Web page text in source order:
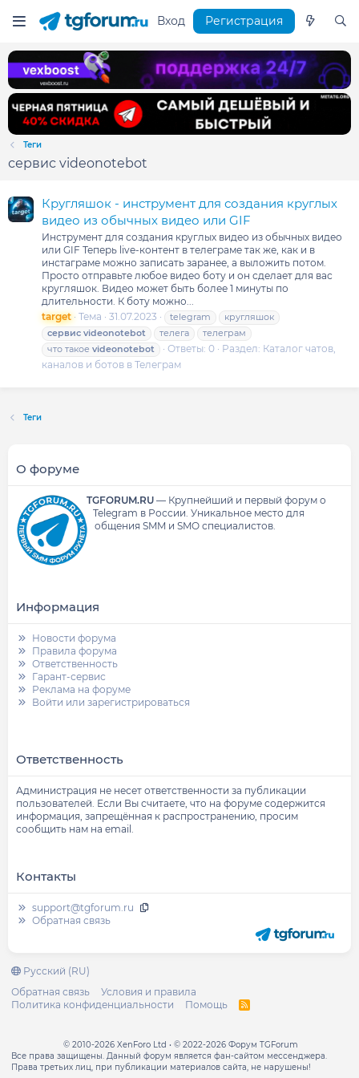
Вход Регистрация
Теги
сервис videonotebot
Кругляшок - инструмент для создания круглых
видео из обычных видео или GIF
Инструмент для создания круглых видео из обычных видео
или GIF Теперь live-контент в телеграме так же, как и в
инстаграме можно записать заранее, а выложить потом.
Просто отправьте любое видео боту и он сделает для вас
кругляшок. Видео может быть более 1 минуты по
длительности. К боту можно...
target Тема 31.07.2023 telegram
кругляшок
сервис videonotebot телега
телеграм
что такое videonotebot Ответы: 0 Раздел: Каталог чатов,
каналов и ботов в Телеграм
Теги
О форуме
TGFORUM.RU— Крупнейший и первый форум о
Telegram в России. Уникальное место для
общения SMM и SMO специалистов.
Информация
Новости форума
Правила форума
Ответственность
Гарант-сервис
Реклама на форуме
Войти или зарегистрироваться
Ответственность
Администрация не несет ответственности за публикации
пользователей. Если Вы считаете, что на форуме содержится
информация, запрещённая к распространению, просим
сообщить нам на email.
Контакты
support@tgforum.ru
Обратная связь
Русский (RU)
Обратная связь
Условия и правила
Политика конфиденциальности
Помощь
R
© 2010-2026 XenForo Ltd
© 2022-2026 Форум TGForum
Все права защищены. Данный форум является фан-сайтом мессенджера.
Права третьих лиц, при публикации материалов сайта, не нарушены!